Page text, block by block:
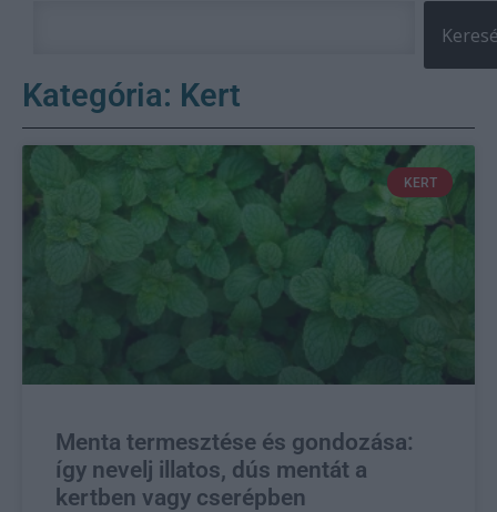
Kategória: Kert
KERT
Menta termesztése és gondozása:
így nevelj illatos, dús mentát a
kertben vagy cserépben